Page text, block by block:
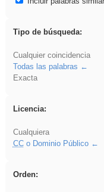
Tipo de búsqueda:
Cualquier coincidencia
Todas las palabras
Exacta
Licencia:
Cualquiera
CCo Dominio Público
Orden: